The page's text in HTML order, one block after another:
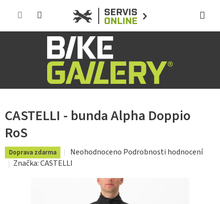
CASTELLI - bunda Alpha Doppio
RoS
Doprava zdarma
Průměrné
hodnocení
produktu
Neohodnoceno Podrobnosti hodnocení
Značka:CASTELLI